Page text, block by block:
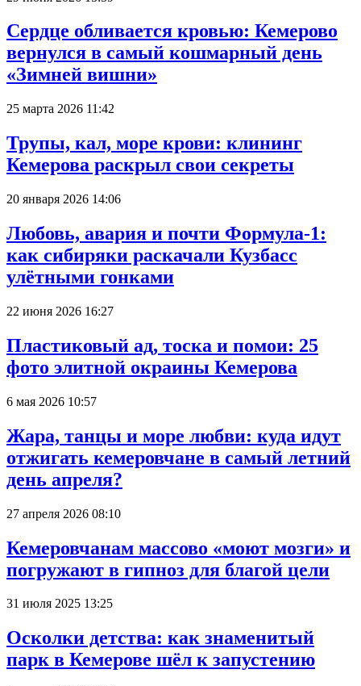
Сердце обливается кровью: Кемерово
вернулся в самый кошмарный день
«Зимней вишни»
25 марта 2026 11:42
Трупы, кал, море крови: клининг
Кемерова раскрыл свои секреты
20 января 2026 14:06
Любовь, авария и почти Формула-1:
как сибиряки раскачали Кузбасс
улётными гонками
22 июня 2026 16:27
Пластиковый ад, тоска и помои: 25
фото элитной окраины Кемерова
6 мая 2026 10:57
Жара, танцы и море любви: куда идут
отжигать кемеровчане в самый летний
день апреля?
27 апреля 2026 08:10
Кемеровчанам массово «моют мозги» и
погружают в гипноз для благой цели
31 июля 2025 13:25
Осколки детства: как знаменитый
парк в Кемерове шёл к запустению